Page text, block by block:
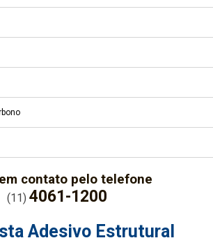
contato pelo telefone
(11) 4061-1200
Adesivo Estrutural